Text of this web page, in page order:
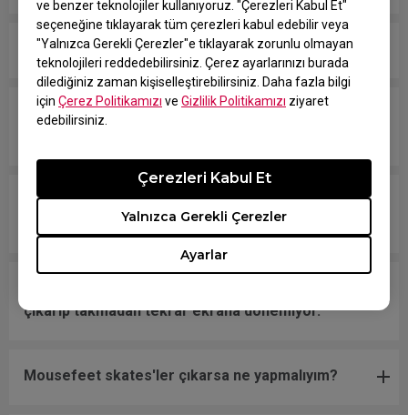
ve benzer teknolojiler kullanıyoruz. "Çerezleri Kabul Et"
seçeneğine tıklayarak tüm çerezleri kabul edebilir veya
"Yalnızca Gerekli Çerezler"e tıklayarak zorunlu olmayan
teknolojileri reddedebilirsiniz. Çerez ayarlarınızı burada
dilediğiniz zaman kişiselleştirebilirsiniz. Daha fazla bilgi
için Çerez Politikamızı ve Gizlilik Politikamızı ziyaret
edebilirsiniz.
Ayarlar
Yalnızca Gerekli Çerezler
Çerezleri Kabul Et
Mouse tuşu basılıymış gibi sürekli takılı kalıyor.
Scroll gevşek ve fareyi hızlı hareket ettirince ses
Farem bilgisayar tarafından tanınmıyor.
"Bilinmeyen USB-Device" mesajı görünüyor.
çıkarıp takmadan tekrar ekrana dönemiyor.
Mousefeet skates'ler çıkarsa ne yapmalıyım?